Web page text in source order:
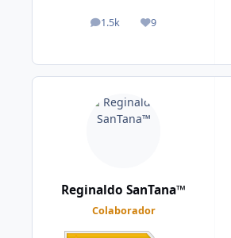
1.5k
posts 9
Reputação
Reginaldo SanTana™
Colaborador